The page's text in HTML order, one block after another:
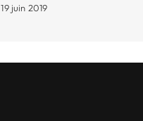
15 mai 2019